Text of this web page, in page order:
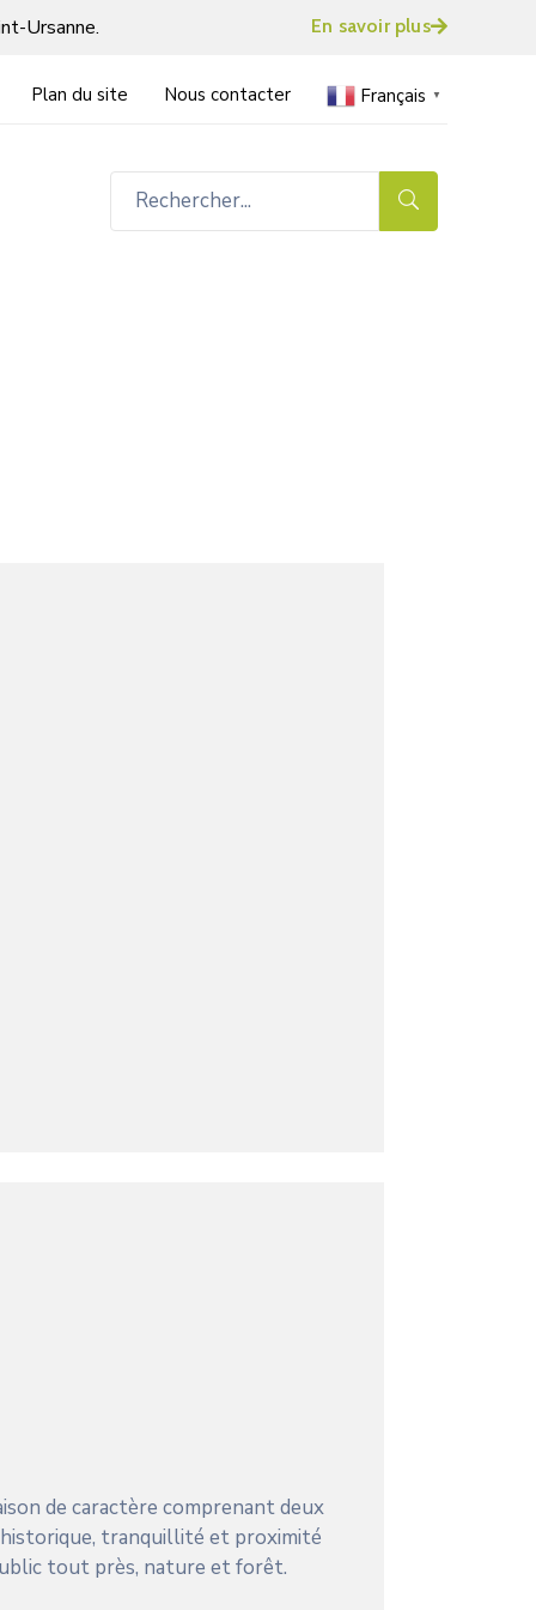
Ursanne. En savoir plus
Plan du site Nous contacter Français ▼
de caractère comprenant deux
tranquillité et proximité
tout près, nature et forêt.